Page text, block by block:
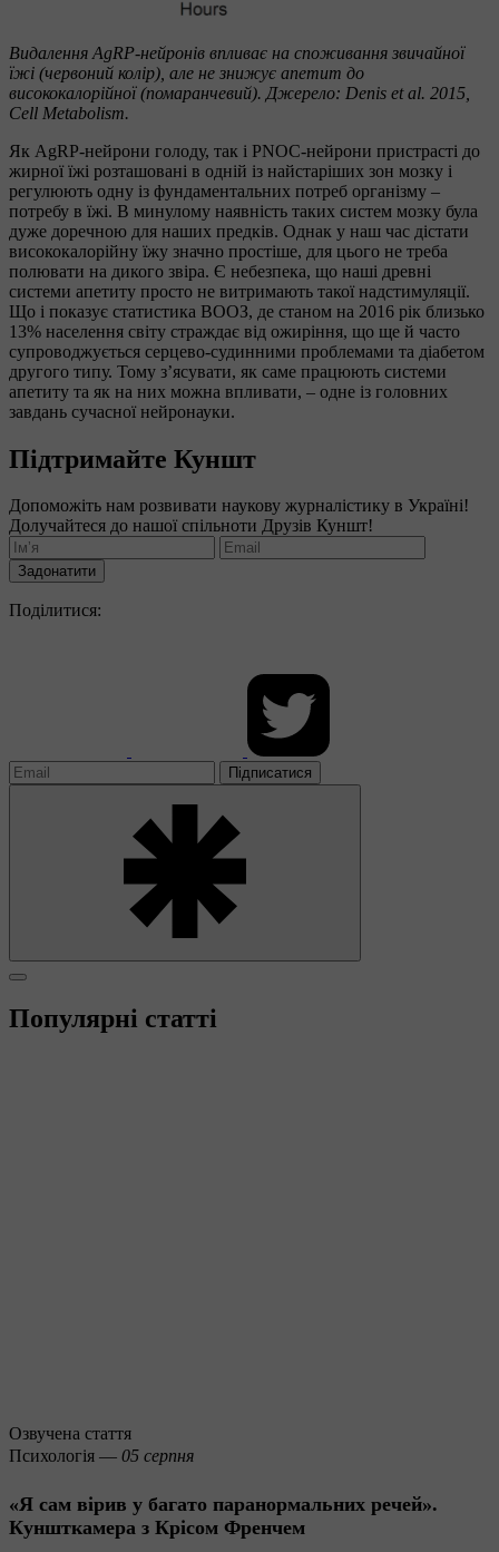
Видалення AgRP-нейронів впливає на споживання звичайної
їжі (червоний колір), але не знижує апетит до
висококалорійної (помаранчевий). Джерело: Denis et al. 2015,
Cell Metabolism.
Як AgRP-нейрони голоду, так і PNOC-нейрони пристрасті до
жирної їжі розташовані в одній із найстаріших зон мозку і
регулюють одну із фундаментальних потреб організму –
потребу в їжі. В минулому наявність таких систем мозку була
дуже доречною для наших предків. Однак у наш час дістати
висококалорійну їжу значно простіше, для цього не треба
полювати на дикого звіра. Є небезпека, що наші древні
системи апетиту просто не витримають такої надстимуляції.
Що і показує статистика ВООЗ, де станом на 2016 рік близько
13% населення світу страждає від ожиріння, що ще й часто
супроводжується серцево-судинними проблемами та діабетом
другого типу. Тому з’ясувати, як саме працюють системи
апетиту та як на них можна впливати, – одне із головних
завдань сучасної нейронауки.
Підтримайте Куншт
Допоможіть нам розвивати наукову журналістику в Україні!
Долучайтеся до нашої спільноти Друзів Куншт!
Задонатити
Поділитися:
Підписатися
Популярні статті
Озвучена стаття
Психологія — 05 серпня
«Я сам вірив у багато паранормальних речей».
Куншткамера з Крісом Френчем